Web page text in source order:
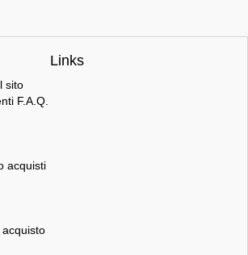
Links
sito
F.A.Q.
acquisti